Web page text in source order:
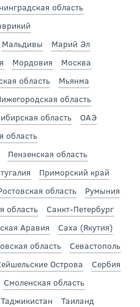
область
Мальдивы
Марий Эл
Мордовия
Москва
область
Мьянма
область
область
ОАЭ
область
Пензенская область
Приморский край
область
Румыния
область
Санкт-Петербург
Аравия
Саха (Якутия)
область
Севастополь
Острова
Сербия
Смоленская область
Таджикистан
Таиланд